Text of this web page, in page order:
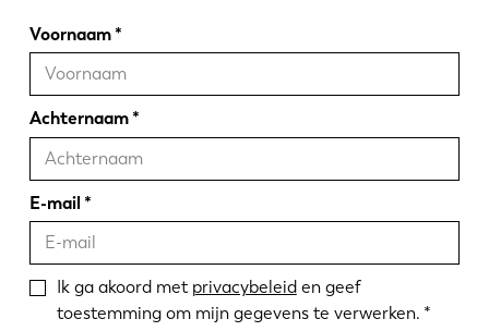
Voornaam
Achternaam
E-mail
Ik ga akoord met privacybeleid en geef
toestemming om mijn gegevens te verwerken.